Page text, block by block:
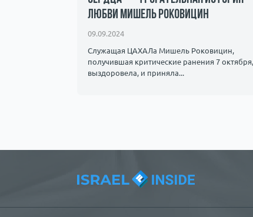
любви Мишель Роковицин
09.09.2024
Служащая ЦАХАЛа Мишель Роковицин,
получившая критические ранения 7 октября,
выздоровела, и приняла...